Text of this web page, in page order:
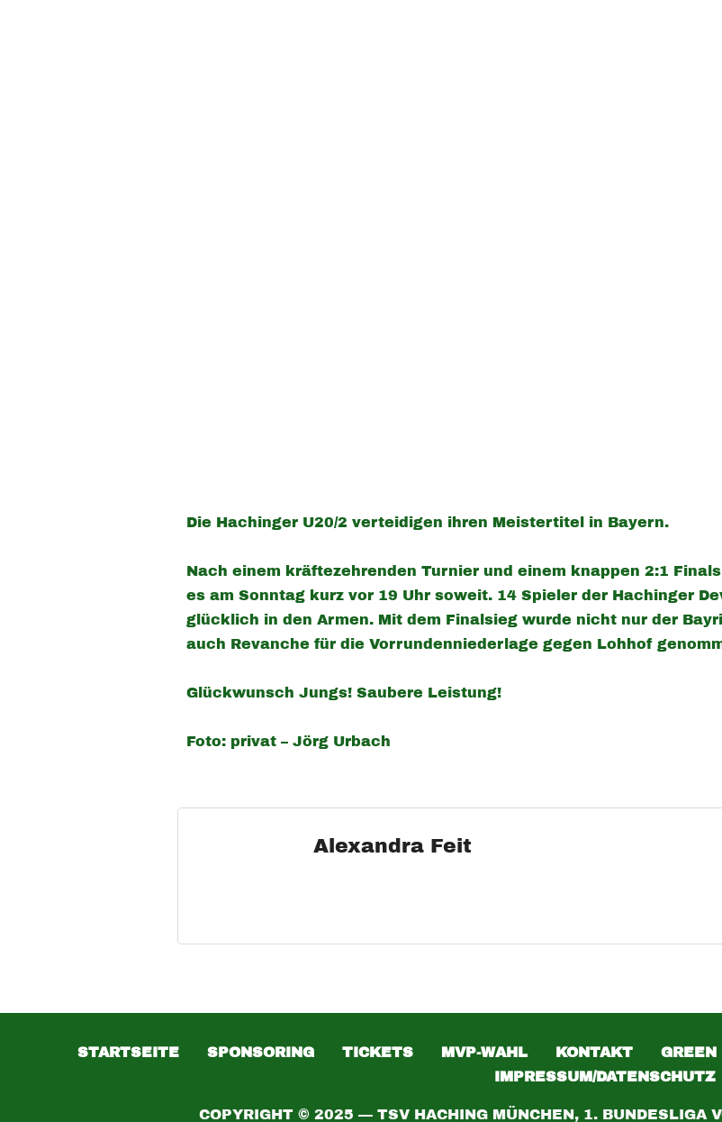
Die Hachinger U20/2 verteidigen ihren Meistertitel in Bayern.
Nach einem kräftezehrenden Turnier und einem knappen 2:1
es am Sonntag kurz vor 19 Uhr soweit. 14 Spieler der Hachinger
glücklich in den Armen. Mit dem Finalsieg wurde nicht nur der
auch Revanche für die Vorrundenniederlage gegen Lohhof
Glückwunsch Jungs! Saubere Leistung!
Foto: privat – Jörg Urbach
Alexandra Feit
STARTSEITE SPONSORING TICKETS MVP-WAHL KONTAKT GREEN
IMPRESSUM/DATENSCHUTZ
COPYRIGHT © 2025 — TSV HACHING MÜNCHEN, 1. BUNDESLIGA